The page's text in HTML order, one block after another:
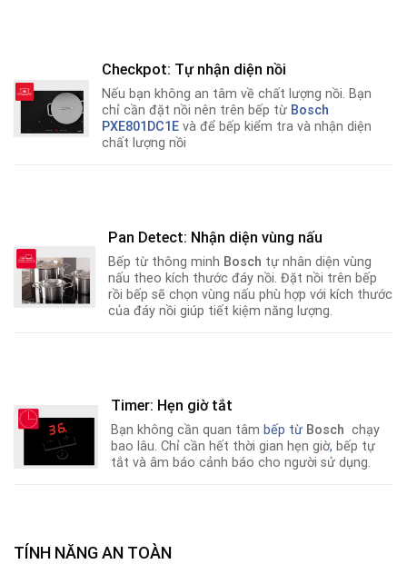
Checkpot: Tự nhận diện nồi
Nếu bạn không an tâm về chất lượng nồi. Bạn
chỉ cần đặt nồi nên trên bếp từ Bosch
PXE801DC1E và để bếp kiểm tra và nhận diện
chất lượng nồi
Pan Detect: Nhận diện vùng nấu
Bếp từ thông minh Bosch tự nhân diện vùng
nấu theo kích thước đáy nồi. Đặt nồi trên bếp
rồi bếp sẽ chọn vùng nấu phù hợp với kích thước
của đáy nồi giúp tiết kiệm năng lượng.
Timer: Hẹn giờ tắt
Bạn không cần quan tâm bếp từ Bosch chạy
bao lâu. Chỉ cần hết thời gian hẹn giờ, bếp tự
tắt và âm báo cảnh báo cho người sử dụng.
TÍNH NĂNG AN TOÀN